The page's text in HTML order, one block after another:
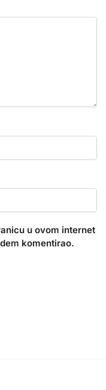
u ovom internet
komentirao.